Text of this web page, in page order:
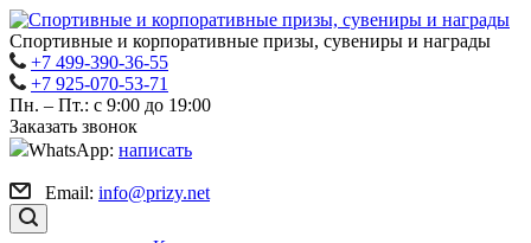
Спортивные и корпоративные призы, сувениры и награды
+7 499-390-36-55
+7 925-070-53-71
Пн. – Пт.: с 9:00 до 19:00
Заказать звонок
WhatsApp: написать
Email: info@prizy.net